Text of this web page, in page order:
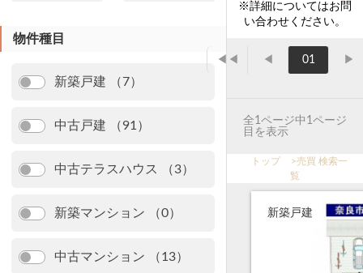
物件種目
新築戸建 （7）
中古戸建 （91）
中古テラスハウス （3）
新築マンション （0）
中古マンション （13）
※詳細についてはお問
い合わせください。
◀◀ ◀ 01 ▶
全1ページ中1ページ
目を表示
トップ >売買 検索一
覧
新築戸建